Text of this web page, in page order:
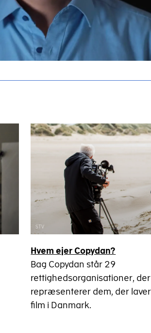
STV
Hvem ejer Copydan?
Bag Copydan står 29
rettighedsorganisationer, der
repræsenterer dem, der
film i Danmark.